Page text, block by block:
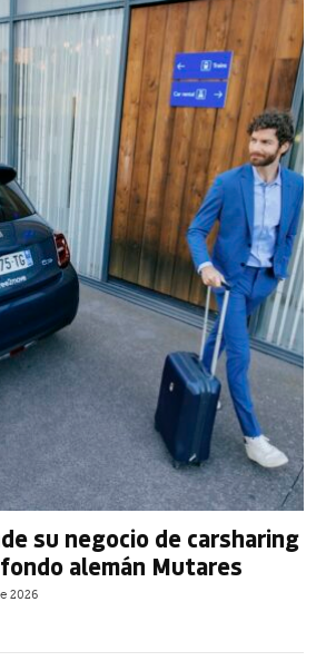
su negocio de carsharing
alemán Mutares
2026